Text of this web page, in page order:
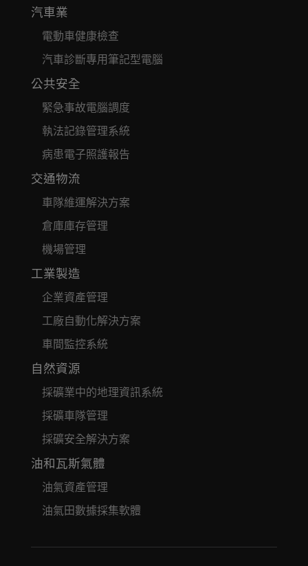
汽車業
電動車健康檢查
汽車診斷專用筆記型電腦
公共安全
緊急事故電腦調度
執法記錄管理系統
病患電子照護報告
交通物流
車隊維運解決方案
倉庫庫存管理
機場管理
工業製造
企業資產管理
工廠自動化解決方案
車間監控系統
自然資源
採礦業中的地理資訊系統
採礦車隊管理
採礦安全解決方案
油和瓦斯氣體
油氣資產管理
油氣田數據採集軟體